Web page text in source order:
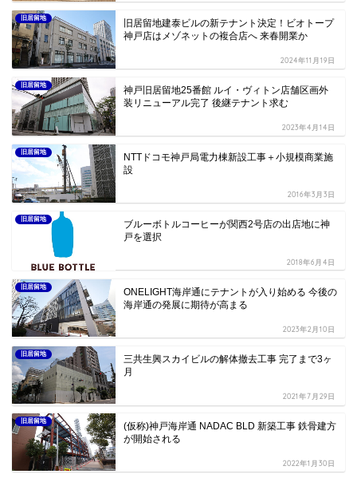
旧居留地
旧居留地建泰ビルの新テナント決定！ビオトープ
神戸店はメゾネットの複合店へ 来春開業か
2024年11月19日
旧居留地
神戸旧居留地25番館 ルイ・ヴィトン店舗区画外
装リニューアル完了 後継テナント求む
2023年4月14日
旧居留地
NTTドコモ神戸局電力棟新設工事＋小規模商業施
設
2016年3月3日
旧居留地
ブルーボトルコーヒーが関西2号店の出店地に神
戸を選択
2018年6月4日
旧居留地
ONELIGHT海岸通にテナントが入り始める 今後の
海岸通の発展に期待が高まる
2023年2月10日
旧居留地
三共生興スカイビルの解体撤去工事 完了まで3ヶ
月
2021年7月29日
旧居留地
(仮称)神戸海岸通 NADAC BLD 新築工事 鉄骨建方
が開始される
2022年1月30日